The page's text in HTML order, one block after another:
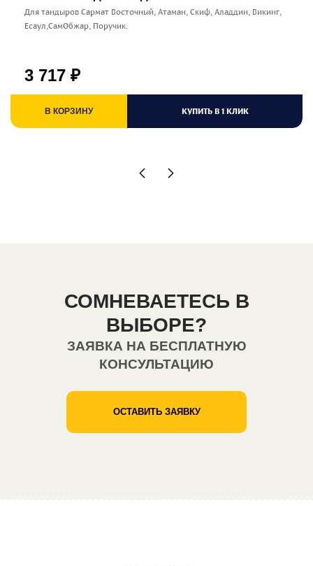
Для тандыров Сармат Восточный, Атаман, Скиф, Аладдин, Викинг,
Есаул,СамОбжар, Поручик.
3 717 ₽
В КОРЗИНУ КУПИТЬ В 1 КЛИК
СОМНЕВАЕТЕСЬ В
ВЫБОРЕ?
ЗАЯВКА НА БЕСПЛАТНУЮ
КОНСУЛЬТАЦИЮ
ОСТАВИТЬ ЗАЯВКУ